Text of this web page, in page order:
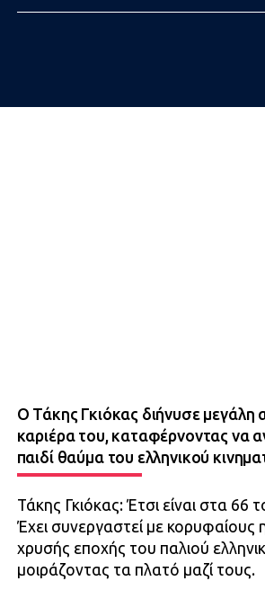
Ο Τάκης Γκιόκας διήνυσε
καριέρα του, καταφέρνοντας να
παιδί θαύμα του ελληνικού
Τάκης Γκιόκας: Έτσι είναι στα 66
Έχει συνεργαστεί με κορυφαίους
χρυσής εποχής του παλιού
μοιράζοντας τα πλατό μαζί τους.